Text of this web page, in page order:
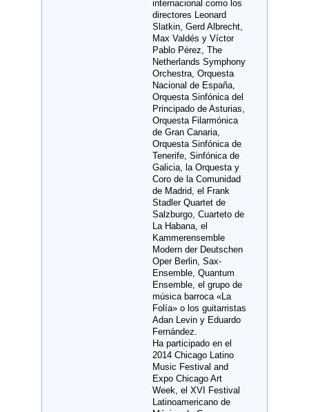
internacional como los
directores Leonard
Slatkin, Gerd Albrecht,
Max Valdés y Víctor
Pablo Pérez, The
Netherlands Symphony
Orchestra, Orquesta
Nacional de España,
Orquesta Sinfónica del
Principado de Asturias,
Orquesta Filarmónica
de Gran Canaria,
Orquesta Sinfónica de
Tenerife, Sinfónica de
Galicia, la Orquesta y
Coro de la Comunidad
de Madrid, el Frank
Stadler Quartet de
Salzburgo, Cuarteto de
La Habana, el
Kammerensemble
Modern der Deutschen
Oper Berlin, Sax-
Ensemble, Quantum
Ensemble, el grupo de
música barroca «La
Folía» o los guitarristas
Adan Levin y Eduardo
Fernández.
Ha participado en el
2014 Chicago Latino
Music Festival and
Expo Chicago Art
Week, el XVI Festival
Latinoamericano de